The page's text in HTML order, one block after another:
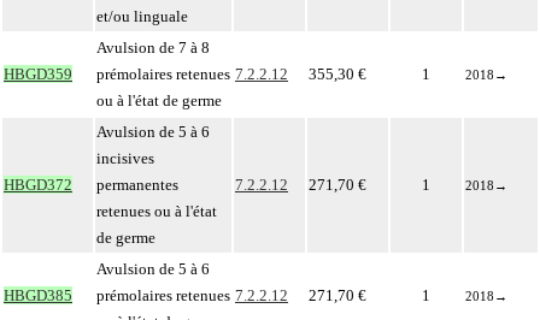
et/ou linguale
HBGD359
Avulsion de 7 à 8
prémolaires retenues
ou à l'état de germe
7.2.2.12 355,30 € 1 2018 →
HBGD372
Avulsion de 5 à 6
incisives
permanentes
retenues ou à l'état
de germe
7.2.2.12 271,70 € 1 2018 →
HBGD385
Avulsion de 5 à 6
prémolaires retenues 7.2.2.12 271,70 € 1 2018 →